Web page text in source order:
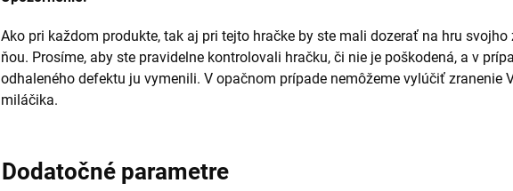
Ako pri každom produkte, tak aj pri tejto hračke by ste mali dozerať na hru svojho
ňou. Prosíme, aby ste pravidelne kontrolovali hračku, či nie je poškodená, a v
odhaleného defektu ju vymenili. V opačnom prípade nemôžeme vylúčiť zranenie
miláčika.
Dodatočné parametre